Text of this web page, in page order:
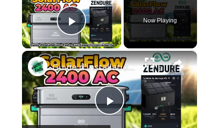
Play Video
Now Playing
×
Play
Guide d'installation et test du SolarFlow 2400 AC + Batterie Zendure - Autoconsommation optimisée